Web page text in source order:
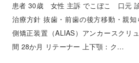
患者 30歳 女性 主訴 でこぼこ 口元
治療方針 抜歯・前歯の後方移動・親
側矯正装置（ALIAS）アンカースクリ
間 28か月 リテーナー 上下顎：ク…